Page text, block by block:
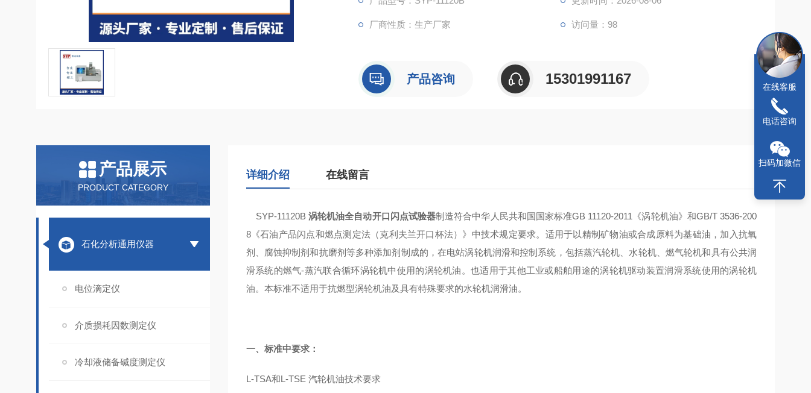
厂商性质：生产厂家 访问量：98
产品咨询 15301991167
产品展示
PRODUCT CATEGORY
石化分析通用仪器
电位滴定仪
介质损耗因数测定仪
冷却液储备碱度测定仪
详细介绍 在线留言
SYP-11120B涡轮机油全自动开口闪点试验器制造符合中华人民共和国国家标准GB 11120-2011《涡轮机油》和GB/T 3536-200
8《石油产品闪点和燃点测定法（克利夫兰开口杯法）》中技术规定要求。适用于以精制矿物油或合成原料为基础油，加入抗氧
剂、腐蚀抑制剂和抗磨剂等多种添加剂制成的，在电站涡轮机润滑和控制系统，包括蒸汽轮机、水轮机、燃气轮机和具有公共润
滑系统的燃气-蒸汽联合循环涡轮机中使用的涡轮机油。也适用于其他工业或船舶用途的涡轮机驱动装置润滑系统使用的涡轮机
油。本标准不适用于抗燃型涡轮机油及具有特殊要求的水轮机润滑油。
一、标准中要求：
L-TSA和L-TSE 汽轮机油技术要求
在线客服
电话咨询
扫码加微信